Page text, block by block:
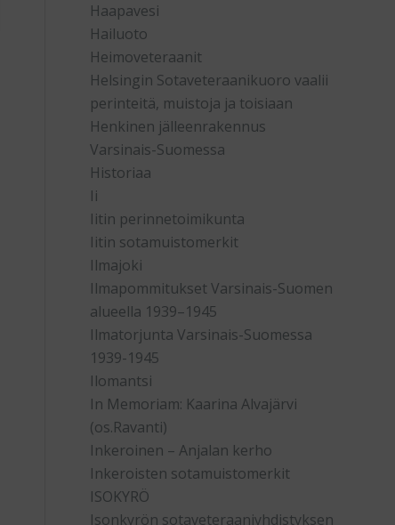
Haapavesi
Hailuoto
Heimoveteraanit
Helsingin Sotaveteraanikuoro vaalii
perinteitä, muistoja ja toisiaan
Henkinen jälleenrakennus
Varsinais-Suomessa
Historiaa
Ii
Iitin perinnetoimikunta
Iitin sotamuistomerkit
Ilmajoki
Ilmapommitukset Varsinais-Suomen
alueella 1939–1945
Ilmatorjunta Varsinais-Suomessa
1939-1945
Ilomantsi
In Memoriam: Kaarina Alvajärvi
(os.Ravanti)
Inkeroinen – Anjalan kerho
Inkeroisten sotamuistomerkit
ISOKYRÖ
Isonkyrön sotaveteraaniyhdistyksen